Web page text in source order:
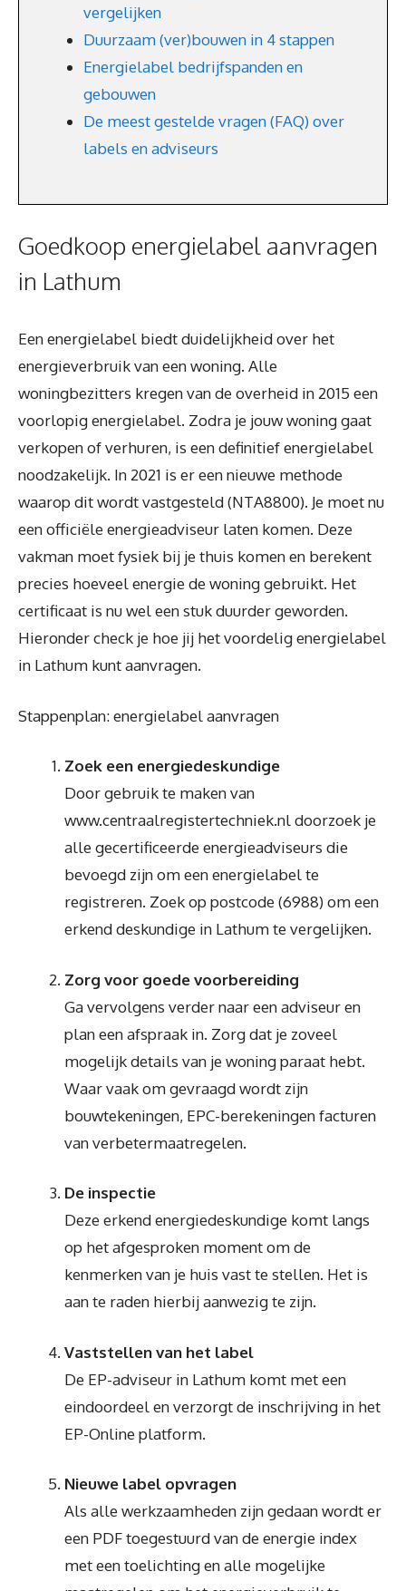
vergelijken
Duurzaam (ver)bouwen in 4 stappen
Energielabel bedrijfspanden en
gebouwen
De meest gestelde vragen (FAQ) over
labels en adviseurs
Goedkoop energielabel aanvragen
in Lathum
Een energielabel biedt duidelijkheid over het
energieverbruik van een woning. Alle
woningbezitters kregen van de overheid in 2015 een
voorlopig energielabel. Zodra je jouw woning gaat
verkopen of verhuren, is een definitief energielabel
noodzakelijk. In 2021 is er een nieuwe methode
waarop dit wordt vastgesteld (NTA8800). Je moet nu
een officiële energieadviseur laten komen. Deze
vakman moet fysiek bij je thuis komen en berekent
precies hoeveel energie de woning gebruikt. Het
certificaat is nu wel een stuk duurder geworden.
Hieronder check je hoe jij het voordelig energielabel
in Lathum kunt aanvragen.
Stappenplan: energielabel aanvragen
Zoek een energiedeskundige
Door gebruik te maken van
www.centraalregistertechniek.nl doorzoek je
alle gecertificeerde energieadviseurs die
bevoegd zijn om een energielabel te
registreren. Zoek op postcode (6988) om een
erkend deskundige in Lathum te vergelijken.
Zorg voor goede voorbereiding
Ga vervolgens verder naar een adviseur en
plan een afspraak in. Zorg dat je zoveel
mogelijk details van je woning paraat hebt.
Waar vaak om gevraagd wordt zijn
bouwtekeningen, EPC-berekeningen facturen
van verbetermaatregelen.
De inspectie
Deze erkend energiedeskundige komt langs
op het afgesproken moment om de
kenmerken van je huis vast te stellen. Het is
aan te raden hierbij aanwezig te zijn.
Vaststellen van het label
De EP-adviseur in Lathum komt met een
eindoordeel en verzorgt de inschrijving in het
EP-Online platform.
Nieuwe label opvragen
Als alle werkzaamheden zijn gedaan wordt er
een PDF toegestuurd van de energie index
met een toelichting en alle mogelijke